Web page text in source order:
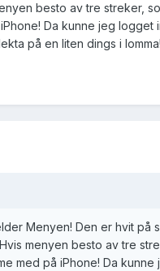
besto av tre streker,
Da kunne jeg logget
på en liten dings i
Menyen! Den er hvit på
menyen besto av tre
med på iPhone! Da kunne